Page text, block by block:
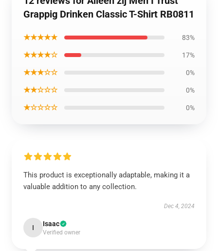
Grappig Drinken Classic T-Shirt RB0811
★★★★★ 83%
★★★★☆ 17%
★★★☆☆ 0%
★★☆☆☆ 0%
★☆☆☆☆ 0%
This product is exceptionally adaptable, making it a
valuable addition to any collection.
Dec 4, 2024
I Isaac
Verified owner